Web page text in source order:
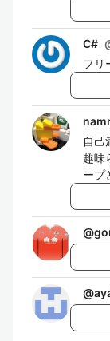
C#
フリ
自己
趣味
ープ
@
@